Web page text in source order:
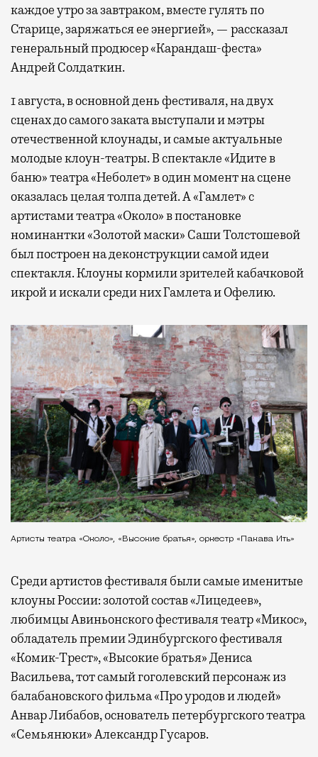
каждое утро за завтраком, вместе гулять по
Старице, заряжаться ее энергией», — рассказал
генеральный продюсер «Карандаш-феста»
Андрей Солдаткин.
1 августа, в основной день фестиваля, на двух
сценах до самого заката выступали и мэтры
отечественной клоунады, и самые актуальные
молодые клоун-театры. В спектакле «Идите в
баню» театра «Неболет» в один момент на сцене
оказалась целая толпа детей. А «Гамлет» с
артистами театра «Около» в постановке
номинантки «Золотой маски» Саши Толстошевой
был построен на деконструкции самой идеи
спектакля. Клоуны кормили зрителей кабачковой
икрой и искали среди них Гамлета и Офелию.
Артисты театра «Около», «Высокие братья», оркестр «Пакава Ить»
Среди артистов фестиваля были самые именитые
клоуны России: золотой состав «Лицедеев»,
любимцы Авиньонского фестиваля театр «Микос»,
обладатель премии Эдинбургского фестиваля
«Комик-Трест», «Высокие братья» Дениса
Васильева, тот самый гоголевский персонаж из
балабановского фильма «Про уродов и людей»
Анвар Либабов, основатель петербургского театра
«Семьянюки» Александр Гусаров.